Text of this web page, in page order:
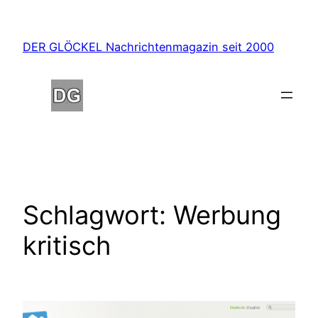
springen
DER GLÖCKEL Nachrichtenmagazin seit 2000
Schlagwort: Werbung
kritisch